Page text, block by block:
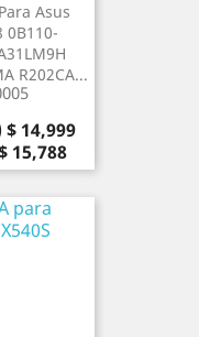
Asus
0B110-
R202CA...
14,999
15,788